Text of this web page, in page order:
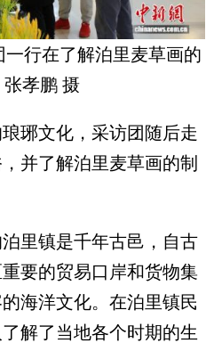
一行在了解泊里麦草画的
孝鹏 摄
文化，采访团随后走
并了解泊里麦草画的制
镇是千年古邑，自古
要的贸易口岸和货物集
海洋文化。在泊里镇民
解了当地各个时期的生